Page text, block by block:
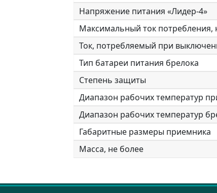
Напряжение питания «Лидер-4»
Максимальный ток потребления,
Ток, потребляемый при
Тип батареи питания брелока
Cтепень защиты
Диапазон рабочих температур
Диапазон рабочих температур
Габаритные размеры приемника
Масса, не более